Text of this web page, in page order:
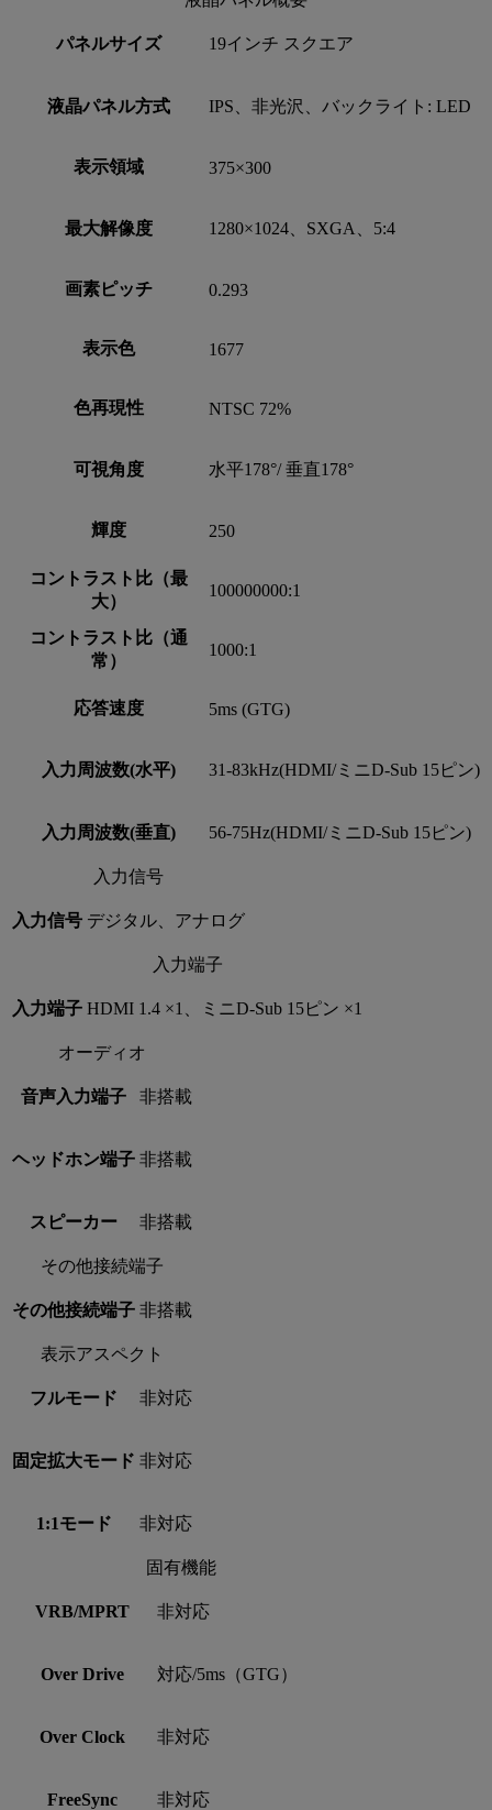
パネルサイズ 19インチ スクエア
液晶パネル方式 IPS、非光沢、バックライト: LED
表示領域 375×300
最大解像度 1280×1024、SXGA、5:4
画素ピッチ 0.293
表示色 1677
色再現性 NTSC 72%
可視角度 水平178°/ 垂直178°
輝度 250
コントラスト比（最
大）
100000000:1
コントラスト比（通
常）
1000:1
応答速度 5ms (GTG)
入力周波数(水平) 31-83kHz(HDMI/ミニD-Sub 15ピン)
入力周波数(垂直) 56-75Hz(HDMI/ミニD-Sub 15ピン)
入力信号
入力信号 デジタル、アナログ
入力端子
入力端子 HDMI 1.4 ×1、ミニD-Sub 15ピン ×1
オーディオ
音声入力端子 非搭載
ヘッドホン端子 非搭載
スピーカー 非搭載
その他接続端子
その他接続端子 非搭載
表示アスペクト
フルモード 非対応
固定拡大モード 非対応
1:1モード 非対応
固有機能
VRB/MPRT 非対応
Over Drive 対応/5ms（GTG）
Over Clock 非対応
FreeSync 非対応